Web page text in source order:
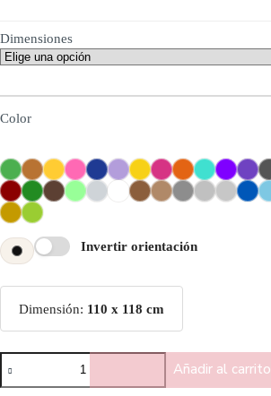
Dimensiones
Color
Invertir orientación
Dimensión: 110 x 118 cm
Añadir al carrito